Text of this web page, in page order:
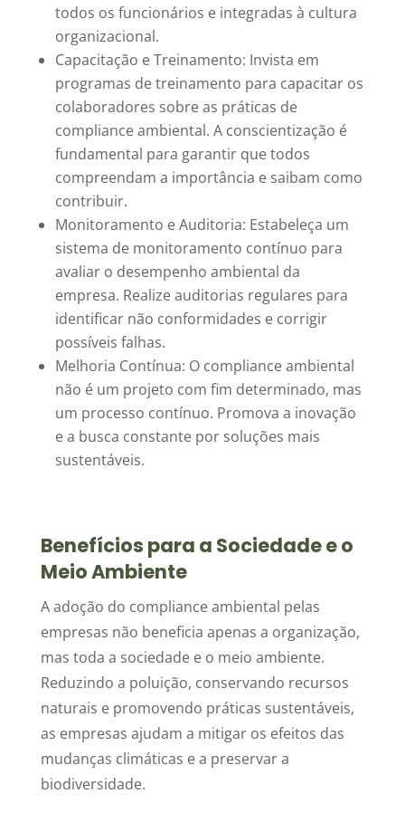
todos os funcionários e integradas à cultura
organizacional.
Capacitação e Treinamento: Invista em
programas de treinamento para capacitar os
colaboradores sobre as práticas de
compliance ambiental. A conscientização é
fundamental para garantir que todos
compreendam a importância e saibam como
contribuir.
Monitoramento e Auditoria: Estabeleça um
sistema de monitoramento contínuo para
avaliar o desempenho ambiental da
empresa. Realize auditorias regulares para
identificar não conformidades e corrigir
possíveis falhas.
Melhoria Contínua: O compliance ambiental
não é um projeto com fim determinado, mas
um processo contínuo. Promova a inovação
e a busca constante por soluções mais
sustentáveis.
Benefícios para a Sociedade e o
Meio Ambiente
A adoção do compliance ambiental pelas
empresas não beneficia apenas a organização,
mas toda a sociedade e o meio ambiente.
Reduzindo a poluição, conservando recursos
naturais e promovendo práticas sustentáveis,
as empresas ajudam a mitigar os efeitos das
mudanças climáticas e a preservar a
biodiversidade.